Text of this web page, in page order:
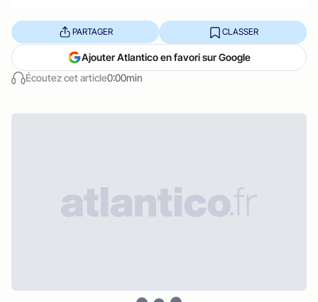
Écoutez cet article0:00min
PARTAGER CLASSER
Ajouter Atlantico en favori sur Google